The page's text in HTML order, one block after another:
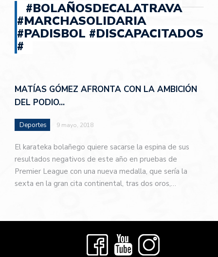
#BOLAÑOSDECALATRAVA
#MARCHASOLIDARIA
#PADISBOL #DISCAPACITADOS
#
MATÍAS GÓMEZ AFRONTA CON LA AMBICIÓN
DEL PODIO…
Deportes 9 mayo, 2018
El karateka bolañego quiere sacarse la espina de sus
resultados negativos de este año en pruebas de
Premier League con una nueva medalla, que sería la
sexta en la gran cita continental, tras dos oros,…